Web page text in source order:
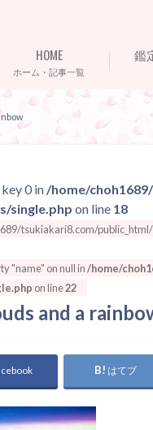
ホーム・記事一覧
HOME 鑑
0 in /home/
single.php on line 18
tsukiakari8.com/
"name" on null in /home/
on line22
and a
はてブ